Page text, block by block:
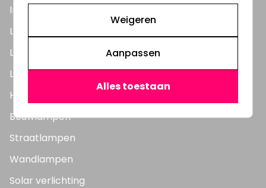
Inbouwspots
LED Lampen
LED TL Buizen
LED Panelen
Highbay's / Ufo's
Bouwlampen
Straatlampen
Wandlampen
Solar verlichting
Weigeren
Aanpassen
Alles toestaan